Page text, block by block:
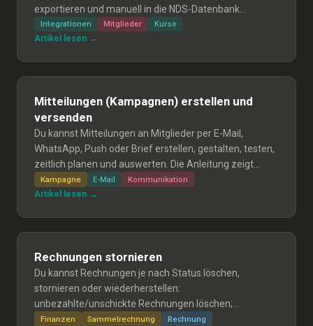
exportieren und manuell in die NDS-Datenbank
(BASPO) importieren; eine vollautomatische
Synchronisation ist wegen fehlender API nicht möglich.
Integrationen Mitglieder Kurse
Artikel lesen →
Mitteilungen (Kampagnen) erstellen und
versenden
Du kannst Mitteilungen an Mitglieder per E-Mail,
WhatsApp, Push oder Brief erstellen, gestalten, testen,
zeitlich planen und auswerten. Die Anleitung zeigt
Schritt-für-Schritt, wie du Kampagnen anlegst, Inhalte
im Drag-&-Drop-Editor erstellst, Test-Sendungen
Kampagne E-Mail Kommunikation
Artikel lesen →
Rechnungen stornieren
Du kannst Rechnungen je nach Status löschen,
stornieren oder wiederherstellen:
unbezahlte/unschickte Rechnungen löschen;
versendete/bezahlt Rechnungen stornieren; stornierte
Finanzen Sammelrechnung Rechnung